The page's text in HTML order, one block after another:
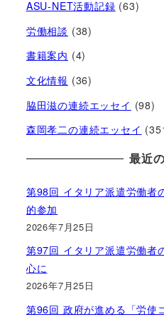
ASU-NET活動記録 (63)
労働相談 (38)
書籍案内 (4)
文化情報 (36)
脇田滋の連続エッセイ (98)
森岡孝二の連続エッセイ
最近
第98回 イタリア派遣労働者
的参加
2026年7月25日
第97回 イタリア派遣労働者
心に
2026年7月25日
第96回 政府が進める「労使